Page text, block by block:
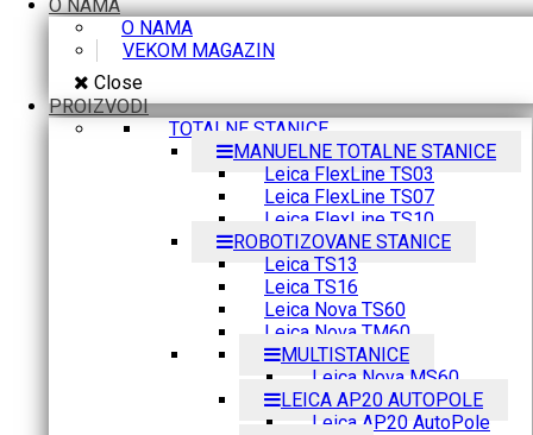
O NAMA
O NAMA
VEKOM MAGAZIN
Close
PROIZVODI
TOTALNE STANICE
MANUELNE TOTALNE STANICE
Leica FlexLine TS03
Leica FlexLine TS07
Leica FlexLine TS10
ROBOTIZOVANE STANICE
Leica TS13
Leica TS16
Leica Nova TS60
Leica Nova TM60
MULTISTANICE
Leica Nova MS60
LEICA AP20 AUTOPOLE
Leica AP20 AutoPole